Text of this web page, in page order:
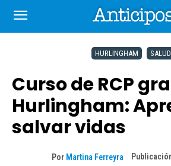
HURLINGHAM SALUD
Curso de RCP
Hurlingham:
salvar vidas
Por Martina Ferreyra